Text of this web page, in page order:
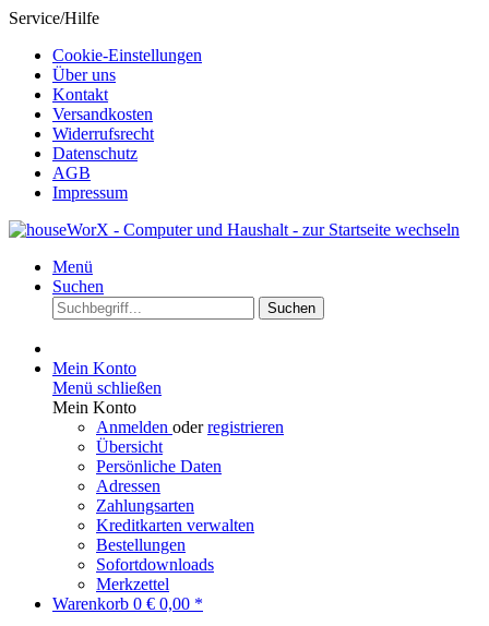
Service/Hilfe
Cookie-Einstellungen
Über uns
Kontakt
Versandkosten
Widerrufsrecht
Datenschutz
AGB
Impressum
Menü
Suchen
Suchen
Mein Konto
Menü schließen
Mein Konto
Anmelden oderregistrieren
Übersicht
Persönliche Daten
Adressen
Zahlungsarten
Kreditkarten verwalten
Bestellungen
Sofortdownloads
Merkzettel
Warenkorb 0 € 0,00 *